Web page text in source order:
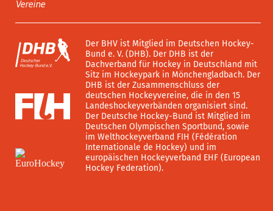
Vereine
Der BHV ist Mitglied im Deutschen Hockey-
Bund e. V. (DHB). Der DHB ist der
Dachverband für Hockey in Deutschland mit
Sitz im Hockeypark in Mönchengladbach. Der
DHB ist der Zusammenschluss der
deutschen Hockeyvereine, die in den 15
Landeshockeyverbänden organisiert sind.
Der Deutsche Hockey-Bund ist Mitglied im
Deutschen Olympischen Sportbund, sowie
im Welthockeyverband FIH (Fédération
Internationale de Hockey) und im
europäischen Hockeyverband EHF (European
Hockey Federation).